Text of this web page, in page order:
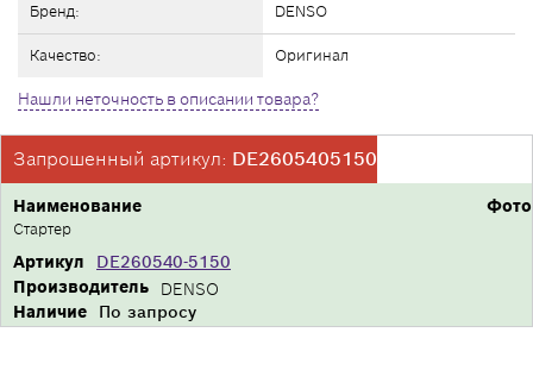
Бренд: DENSO
Качество: Оригинал
Нашли неточность в описании товара?
Запрошенный артикул: DE2605405150
Фото
Производитель DENSO
Артикул DE260540-5150
Наименование
Стартер
Наличие По запросу